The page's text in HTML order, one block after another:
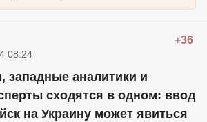
+36
08:24
западные аналитики и
сходятся в одном: ввод
на Украину может явиться